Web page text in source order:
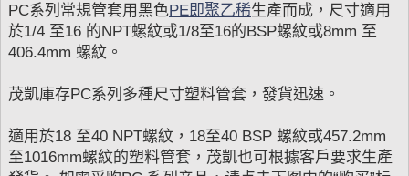
PC系列常規管套用黑色PE即聚乙稀生產而成，尺寸適用
於1/4 至16 的NPT螺紋或1/8至16的BSP螺紋或8mm 至
406.4mm 螺紋。
茂凱庫存PC系列多種尺寸塑料管套，發貨迅速。
適用於18 至40 NPT螺紋，18至40 BSP 螺紋或457.2mm
至1016mm螺紋的塑料管套，茂凱也可根據客戶要求生產